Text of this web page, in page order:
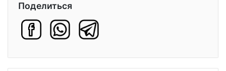
Поделиться